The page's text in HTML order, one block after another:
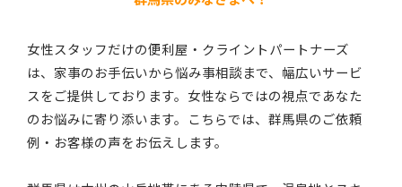
女性スタッフだけの便利屋・クライントパートナーズ
は、家事のお手伝いから悩み事相談まで、幅広いサービ
スをご提供しております。女性ならではの視点であなた
のお悩みに寄り添います。こちらでは、群馬県のご依頼
例・お客様の声をお伝えします。